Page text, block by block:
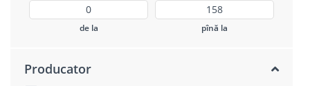
de la pînă la
Producator